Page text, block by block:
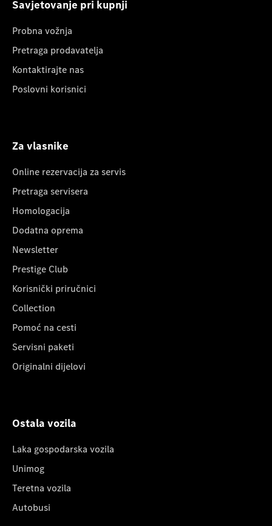
Savjetovanje pri kupnji
Probna vožnja
Pretraga prodavatelja
Kontaktirajte nas
Poslovni korisnici
Za vlasnike
Online rezervacija za servis
Pretraga servisera
Homologacija
Dodatna oprema
Newsletter
Prestige Club
Korisnički priručnici
Collection
Pomoć na cesti
Servisni paketi
Originalni dijelovi
Ostala vozila
Laka gospodarska vozila
Unimog
Teretna vozila
Autobusi